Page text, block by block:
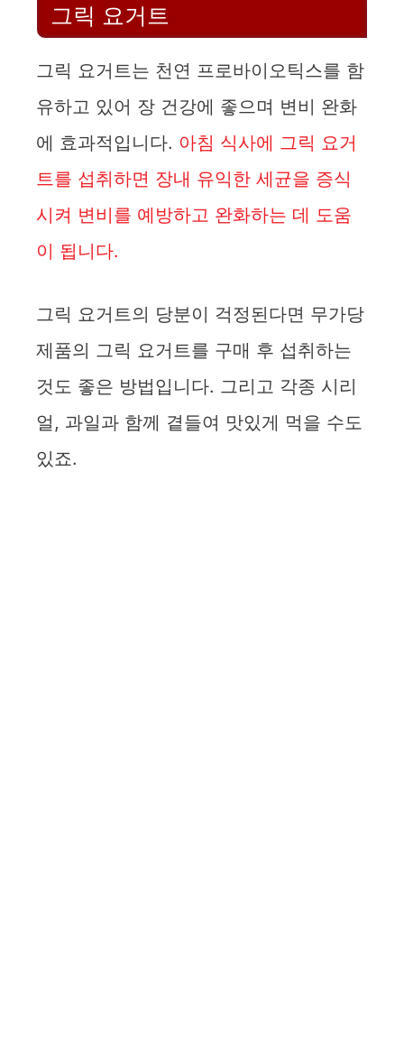
그릭 요거트
그릭 요거트는 천연 프로바이오틱스를 함
유하고 있어 장 건강에 좋으며 변비 완화
에 효과적입니다. 아침 식사에 그릭 요거
트를 섭취하면 장내 유익한 세균을 증식
시켜 변비를 예방하고 완화하는 데 도움
이 됩니다.
그릭 요거트의 당분이 걱정된다면 무가당
제품의 그릭 요거트를 구매 후 섭취하는
것도 좋은 방법입니다. 그리고 각종 시리
얼, 과일과 함께 곁들여 맛있게 먹을 수도
있죠.